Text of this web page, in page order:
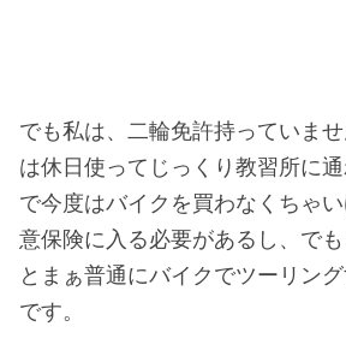
でも私は、二輪免許持っていま
は休日使ってじっくり教習所に
で今度はバイクを買わなくちゃ
意保険に入る必要があるし、で
とまぁ普通にバイクでツーリン
です。